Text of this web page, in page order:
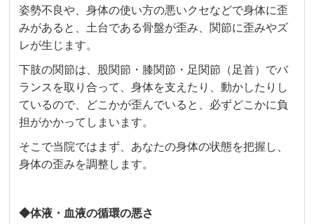
姿勢不良や、身体の使い方の悪いクセなどで身体に歪
みがあると、土台である骨盤が歪み、関節に歪みやズ
レが生じます。
下肢の関節は、股関節・膝関節・足関節（足首）でバ
ランスを取り合って、身体を支えたり、動かしたりし
ているので、どこかが歪んでいると、必ずどこかに負
担がかかってしまいます。
そこで当院ではまず、あなたの身体の状態を把握し、
身体の歪みを調整します。
◆体液・血液の循環の悪さ